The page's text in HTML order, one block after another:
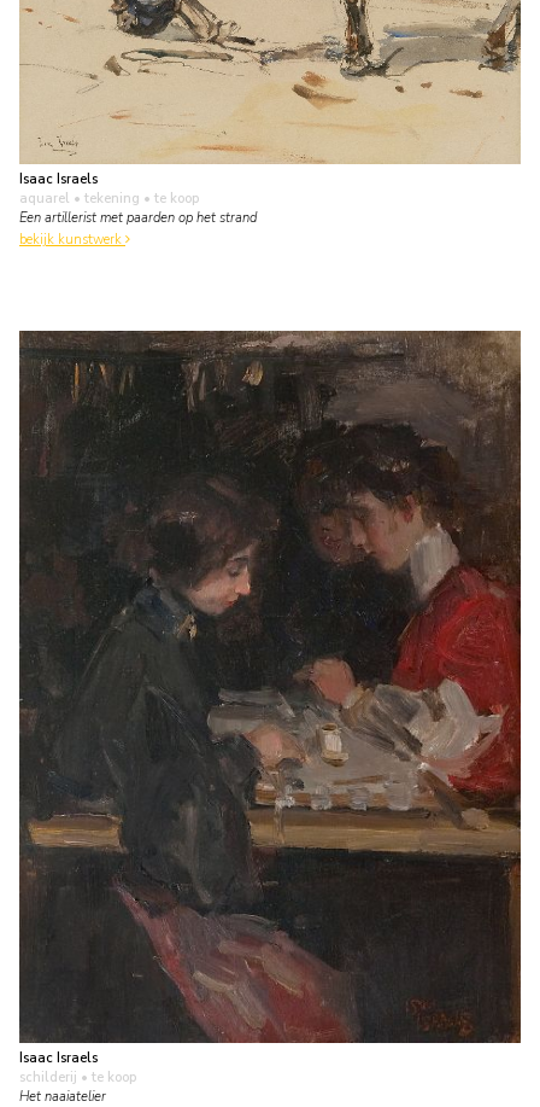
Isaac Israels
aquarel • tekening • te koop
Een artillerist met paarden op het strand
bekijk kunstwerk
Isaac Israels
schilderij • te koop
Het naaiatelier